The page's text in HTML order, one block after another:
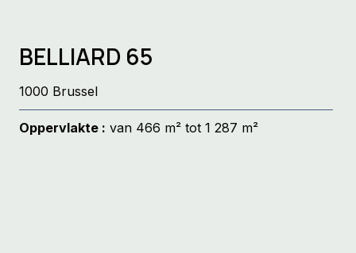
BELLIARD 65
1000 Brussel
Oppervlakte : van 466 m² tot 1 287 m²